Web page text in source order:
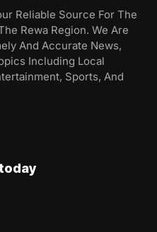
Reliable Source For The
Rewa Region. We Are
And Accurate News,
Including Local
Sports, And